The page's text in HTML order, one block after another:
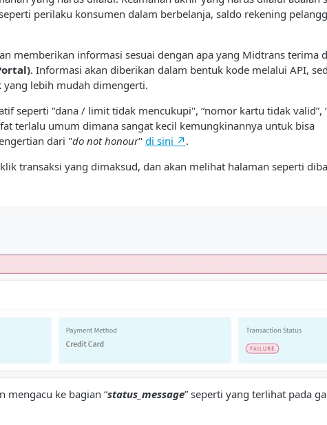
perilaku konsumen dalam berbelanja, saldo rekening
memberikan informasi sesuai dengan apa yang Midtrans terima
. Informasi akan diberikan dalam bentuk kode melalui API,
lebih mudah dimengerti.
seperti "dana / limit tidak mencukupi", “nomor kartu tidak valid”,
terlalu umum dimana sangat kecil kemungkinannya untuk bisa
dari "do not honour" di sini ↗.
transaksi yang dimaksud, dan akan melihat halaman seperti
mengacu ke bagian “status_message” seperti yang terlihat pada